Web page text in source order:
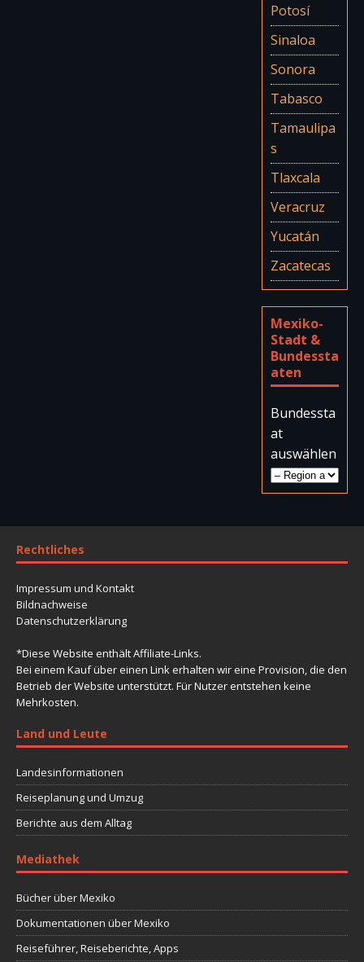
Potosí
Sinaloa
Sonora
Tabasco
Tamaulipa
s
Tlaxcala
Veracruz
Yucatán
Zacatecas
Mexiko-
Stadt &
Bundessta
aten
Bundessta
at
auswählen
Rechtliches
Impressum und Kontakt
Bildnachweise
Datenschutzerklärung
*Diese Website enthält Affiliate-Links.
Bei einem Kauf über einen Link erhalten wir eine Provision, die den
Betrieb der Website unterstützt. Für Nutzer entstehen keine
Mehrkosten.
Land und Leute
Landesinformationen
Reiseplanung und Umzug
Berichte aus dem Alltag
Mediathek
Bücher über Mexiko
Dokumentationen über Mexiko
Reiseführer, Reiseberichte, Apps